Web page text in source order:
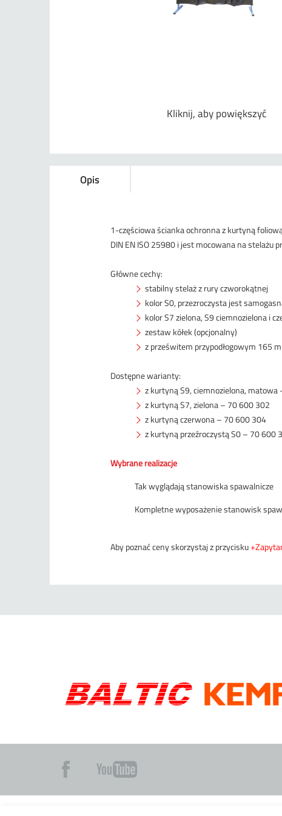
Kliknij, aby powiększyć
Opis
1-częściowa ścianka ochronna z kurtyną
DIN EN ISO 25980 i jest mocowana na stelażu
Główne cechy:
stabilny stelaż z rury czworokątnej
kolor S0, przezroczysta jest
kolor S7 zielona, S9 ciemnozielona i
zestaw kółek (opcjonalny)
z prześwitem przypodłogowym 165
Dostępne warianty:
z kurtyną S9, ciemnozielona, matowa
z kurtyną S7, zielona – 70 600 302
z kurtyną czerwona – 70 600 304
z kurtyną przeźroczystą S0 – 70 600
Wybrane realizacje
Tak wyglądają stanowiska spawalnicze
Kompletne wyposażenie stanowisk
Aby poznać ceny skorzystaj z przycisku